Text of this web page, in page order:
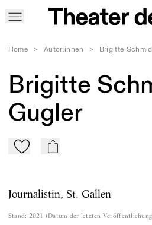
Home > Autor:innen > Brigitte
Brigitte
Gugler
Zu Mein-TdZ hinzufügen
mail
Journalistin, St. Gallen
Stand: 2021 (Datum der letzten